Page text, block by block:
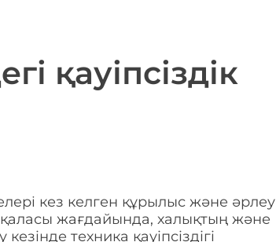
қауіпсіздік
кез келген құрылыс және әрлеу
жағдайында, халықтың және
техника қауіпсіздігі